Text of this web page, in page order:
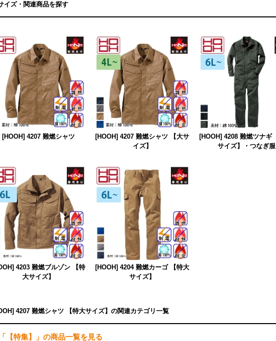
イズ・関連商品を探す
[HOOH] 4207 難燃シャツ
[HOOH] 4207 難燃シャツ 【大サ
イズ】
[HOOH] 4208 難燃ツナギ
サイズ】・つなぎ服
4203 難燃ブルゾン 【特
大サイズ】
[HOOH] 4204 難燃カーゴ 【特大
サイズ】
4207 難燃シャツ 【特大サイズ】の関連カテゴリ一覧
【特集】」の商品一覧を見る